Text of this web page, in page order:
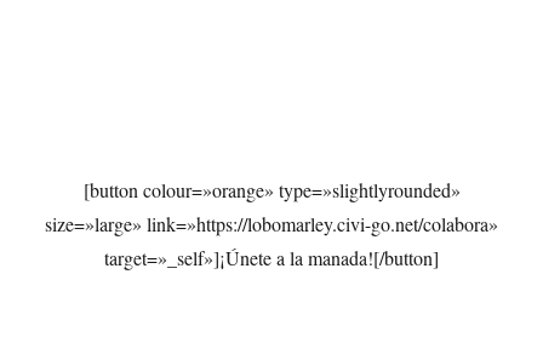
[button colour=»orange» type=»slightlyrounded»
size=»large» link=»https://lobomarley.civi-go.net/colabora»
target=»_self»]¡Únete a la manada![/button]